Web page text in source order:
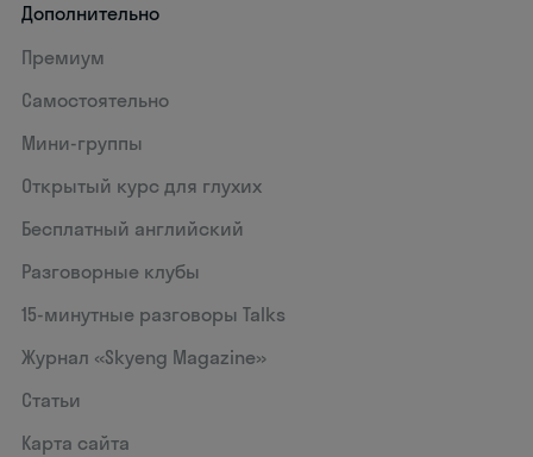
Дополнительно
Премиум
Самостоятельно
Мини-группы
Открытый курс для глухих
Бесплатный английский
Разговорные клубы
15‑минутные разговоры Talks
Журнал «Skyeng Magazine»
Статьи
Карта сайта